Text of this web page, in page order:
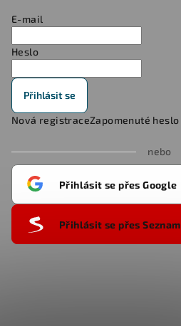
E-mail
Heslo
Přihlásit se
Nová registraceZapomenuté heslo
nebo
Přihlásit se přes Google
Přihlásit se přes Seznam